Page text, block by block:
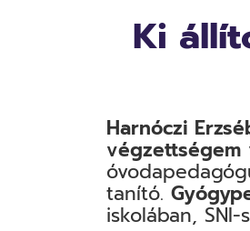
Ki
Harnóczi
végzettségem
tanító.
iskolában,